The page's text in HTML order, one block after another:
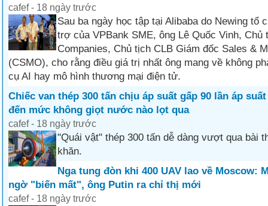
cafef - 18 ngày trước
Sau ba ngày học tập tại Alibaba do Newing tổ
trợ của VPBank SME, ông Lê Quốc Vinh, Chủ
Companies, Chủ tịch CLB Giám đốc Sales &
(CSMO), cho rằng điều giá trị nhất ông mang về không
cụ AI hay mô hình thương mại điện tử.
Chiếc van thép 300 tấn chịu áp suất gấp 90 lần áp
đến mức không giọt nước nào lọt qua
cafef - 18 ngày trước
"Quái vật" thép 300 tấn dễ dàng vượt qua bài
khăn.
Nga tung đòn khi 400 UAV lao về Moscow:
ngờ "biến mất", ông Putin ra chỉ thị mới
cafef - 18 ngày trước